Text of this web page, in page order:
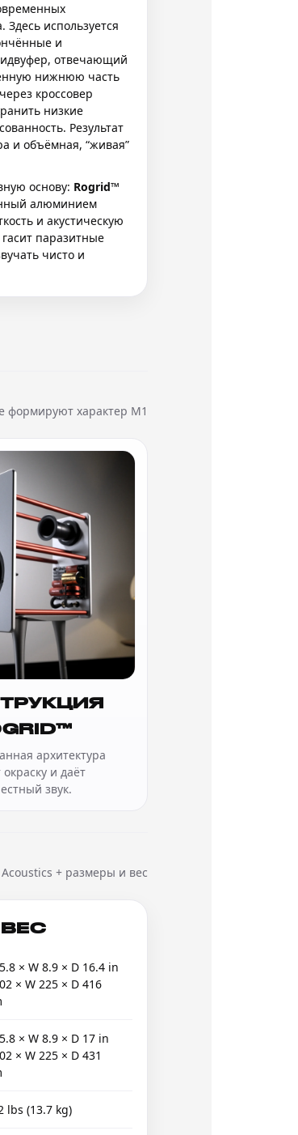
используется
и
отвечающий
нижнюю часть
кроссовер
низкие
Результат
и объёмная, “живая”
основу: Rogrid™
алюминием
и акустическую
паразитные
чисто и
формируют характер M1
архитектура
и даёт
звук.
+ размеры и вес
× W 8.9 × D 16.4 in
× W 225 × D 416
× W 8.9 × D 17 in
× W 225 × D 431
lbs (13.7 kg)